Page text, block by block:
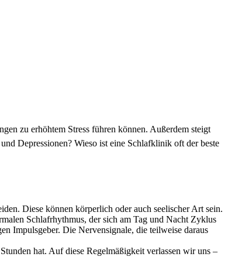
zu erhöhtem Stress führen können. Außerdem steigt
Depressionen? Wieso ist eine Schlafklinik oft der beste
Diese können körperlich oder auch seelischer Art sein.
Schlafrhythmus, der sich am Tag und Nacht Zyklus
Impulsgeber. Die Nervensignale, die teilweise daraus
hat. Auf diese Regelmäßigkeit verlassen wir uns –